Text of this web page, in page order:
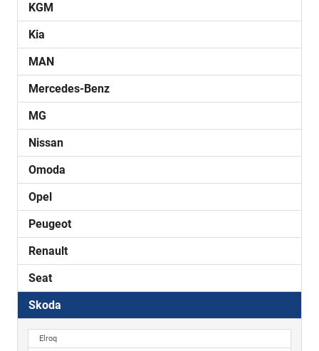
KGM
Kia
MAN
Mercedes-Benz
MG
Nissan
Omoda
Opel
Peugeot
Renault
Seat
Skoda
Elroq